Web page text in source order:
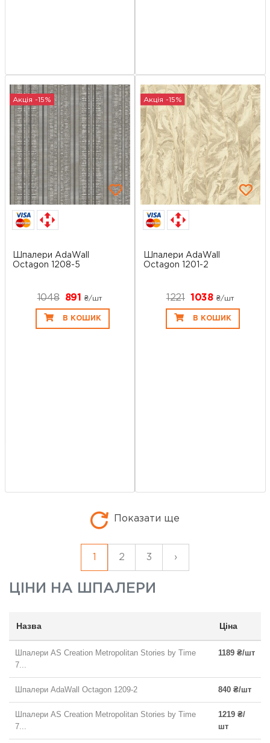
Акція -15%
Шпалери AdaWall
Octagon 1208-5
1048 891 ₴/шт
В КОШИК
Акція -15%
Шпалери AdaWall
Octagon 1201-2
1221 1038 ₴/шт
В КОШИК
Показати ще
2 3 ›
ЦІНИ НА ШПАЛЕРИ
Назва Ціна
Шпалери AS Creation Metropolitan Stories by Time
7...
1189 ₴/шт
Шпалери AdaWall Octagon 1209-2 840 ₴/шт
Шпалери AS Creation Metropolitan Stories by Time
7...
1219 ₴/
шт